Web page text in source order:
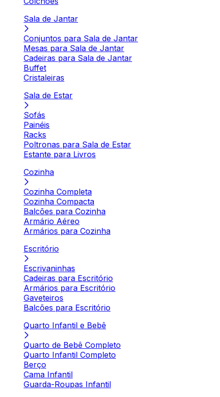
Sala de Jantar
Conjuntos para Sala de Jantar
Mesas para Sala de Jantar
Cadeiras para Sala de Jantar
Buffet
Cristaleiras
Sala de Estar
Sofás
Painéis
Racks
Poltronas para Sala de Estar
Estante para Livros
Cozinha
Cozinha Completa
Cozinha Compacta
Balcões para Cozinha
Armário Aéreo
Armários para Cozinha
Escritório
Escrivaninhas
Cadeiras para Escritório
Armários para Escritório
Gaveteiros
Balcões para Escritório
Quarto Infantil e Bebê
Quarto de Bebê Completo
Quarto Infantil Completo
Berço
Cama Infantil
Guarda-Roupas Infantil